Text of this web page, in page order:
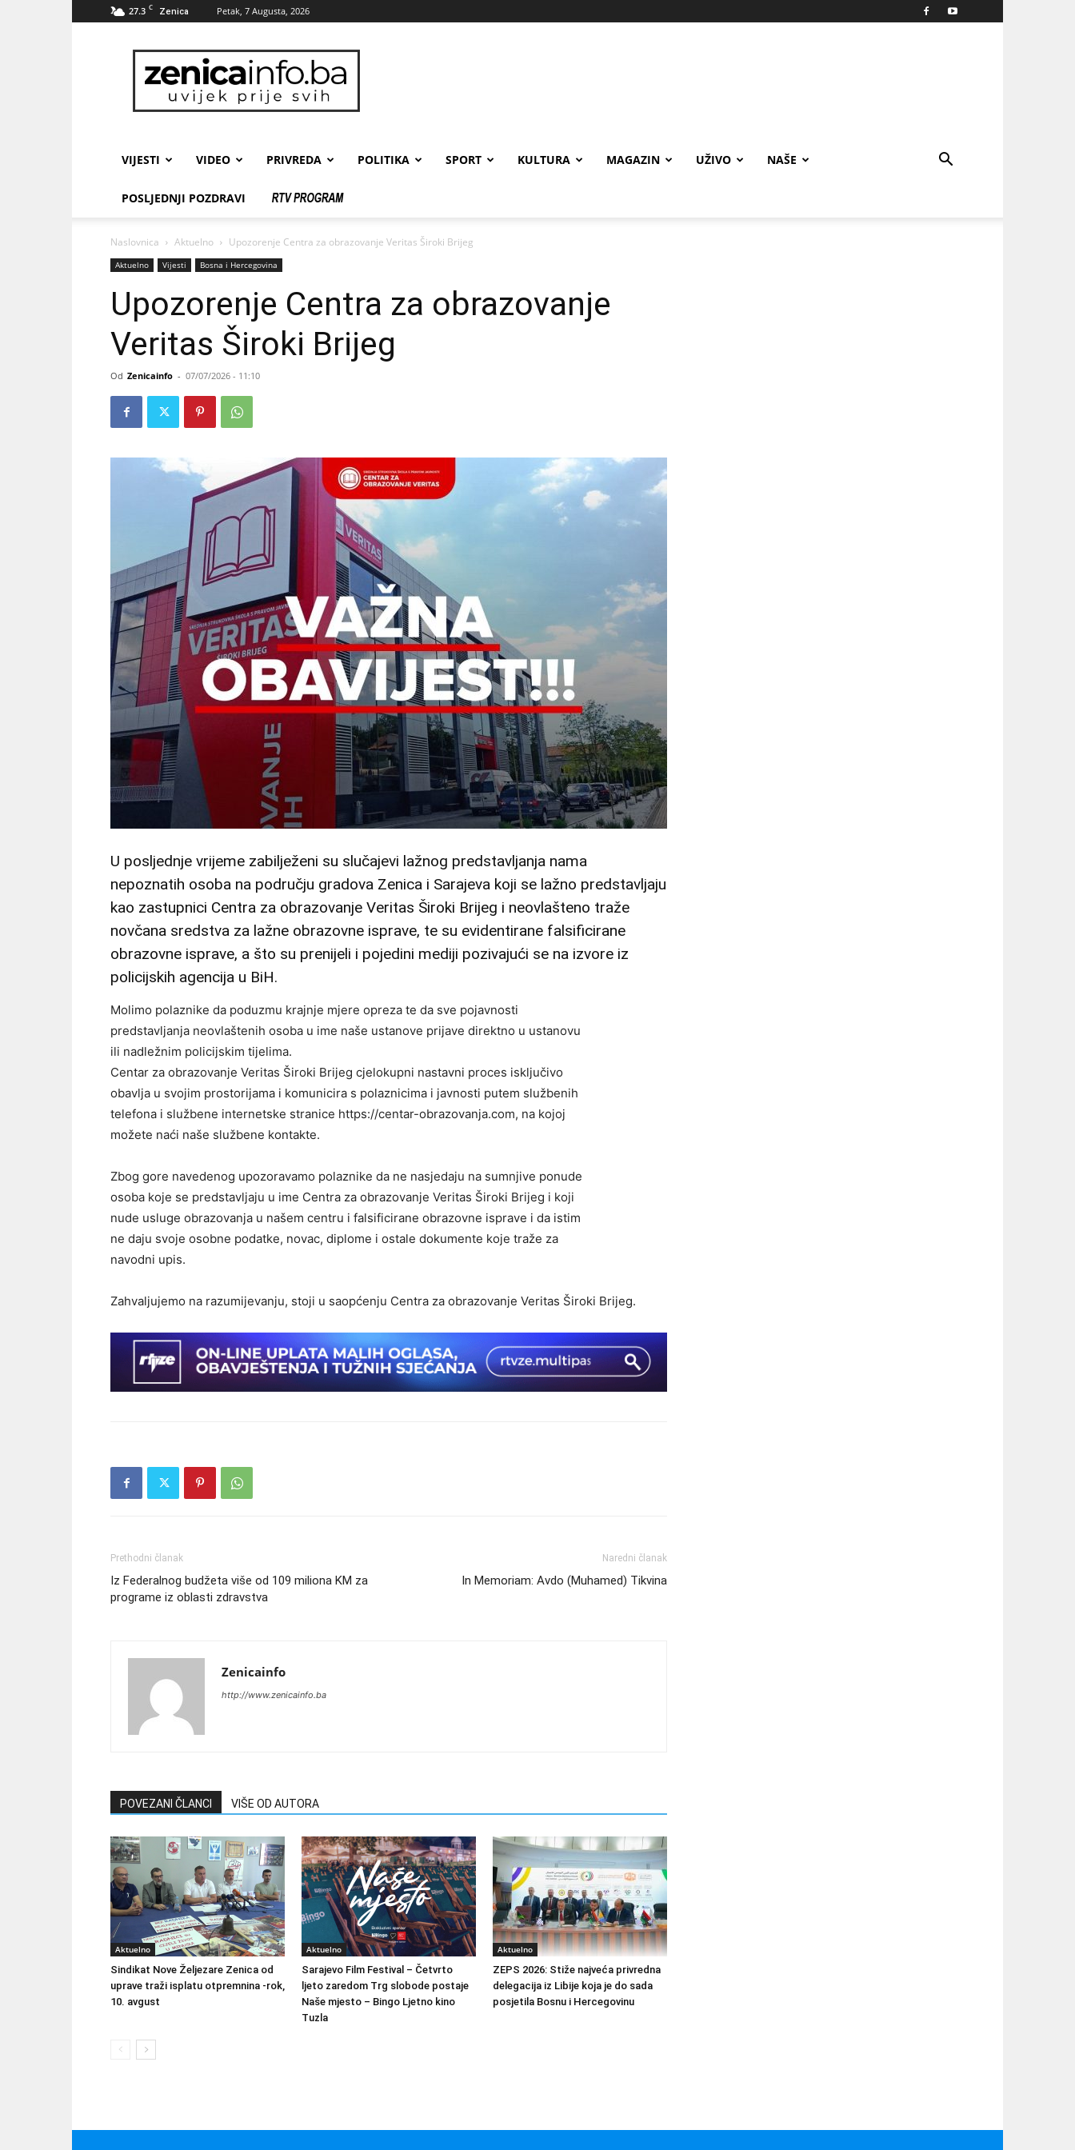
27.3 C Zenica Petak, 7 Augusta, 2026
zenicainfo.ba
VIJESTI VIDEO PRIVREDA POLITIKA SPORT KULTURA MAGAZIN UŽIVO NAŠE
POSLJEDNJI POZDRAVI
Naslovnica Aktuelno Upozorenje Centra za obrazovanje Veritas Široki Brijeg
Aktuelno Vijesti Bosna i Hercegovina
Upozorenje Centra za obrazovanje
Veritas Široki Brijeg
Od Zenicainfo - 07/07/2026 - 11:10
U posljednje vrijeme zabilježeni su slučajevi lažnog predstavljanja nama
nepoznatih osoba na području gradova Zenica i Sarajeva koji se lažno predstavljaju
kao zastupnici Centra za obrazovanje Veritas Široki Brijeg i neovlašteno traže
novčana sredstva za lažne obrazovne isprave, te su evidentirane falsificirane
obrazovne isprave, a što su prenijeli i pojedini mediji pozivajući se na izvore iz
policijskih agencija u BiH.
Molimo polaznike da poduzmu krajnje mjere opreza te da sve pojavnosti
predstavljanja neovlaštenih osoba u ime naše ustanove prijave direktno u ustanovu
ili nadležnim policijskim tijelima.
Centar za obrazovanje Veritas Široki Brijeg cjelokupni nastavni proces isključivo
obavlja u svojim prostorijama i komunicira s polaznicima i javnosti putem službenih
telefona i službene internetske stranice https://centar-obrazovanja.com, na kojoj
možete naći naše službene kontakte.
Zbog gore navedenog upozoravamo polaznike da ne nasjedaju na sumnjive ponude
osoba koje se predstavljaju u ime Centra za obrazovanje Veritas Široki Brijeg i koji
nude usluge obrazovanja u našem centru i falsificirane obrazovne isprave i da istim
ne daju svoje osobne podatke, novac, diplome i ostale dokumente koje traže za
navodni upis.
Zahvaljujemo na razumijevanju, stoji u saopćenju Centra za obrazovanje Veritas Široki Brijeg.
Prethodni članak
Iz Federalnog budžeta više od 109 miliona KM za
programe iz oblasti zdravstva
Naredni članak
In Memoriam: Avdo (Muhamed) Tikvina
Zenicainfo
http://www.zenicainfo.ba
POVEZANI ČLANCI VIŠE OD AUTORA
Aktuelno
Sindikat Nove Željezare Zenica od
uprave traži isplatu otpremnina -rok,
10. avgust
Aktuelno
Sarajevo Film Festival – Četvrto
ljeto zaredom Trg slobode postaje
Naše mjesto – Bingo Ljetno kino
Tuzla
Aktuelno
ZEPS 2026: Stiže najveća privredna
delegacija iz Libije koja je do sada
posjetila Bosnu i Hercegovinu